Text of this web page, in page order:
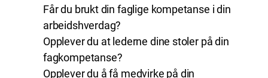
Får du brukt din faglige kompetanse i din
arbeidshverdag?
Opplever du at lederne dine stoler på din
fagkompetanse?
Opplever du å få medvirke på din